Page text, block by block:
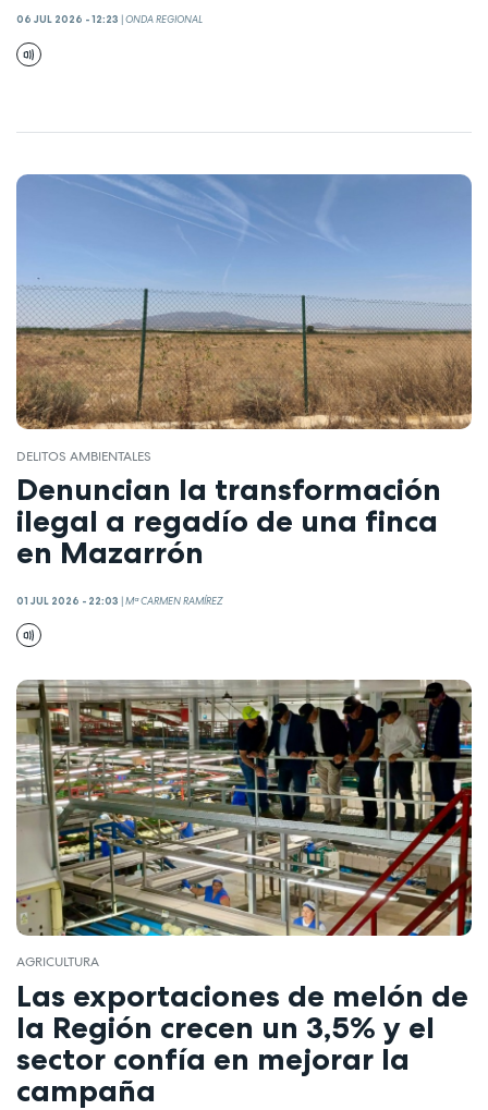
06 JUL 2026 - 12:23 ONDA REGIONAL
DELITOS AMBIENTALES
Denuncian la transformación
ilegal a regadío de una finca
en Mazarrón
01 JUL 2026 - 22:03 |Mª CARMEN RAMÍREZ
AGRICULTURA
Las exportaciones de melón de
la Región crecen un 3,5% y el
sector confía en mejorar la
campaña